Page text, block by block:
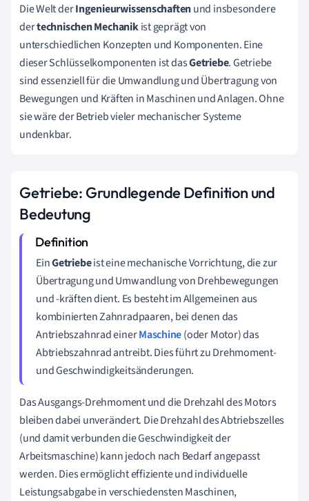
Die Welt derIngenieurwissenschaftenund insbesondere
dertechnischen Mechanikist geprägt von
unterschiedlichen Konzepten und Komponenten. Eine
dieser Schlüsselkomponenten ist dasGetriebe. Getriebe
sind essenziell für die Umwandlung und Übertragung von
Bewegungen und Kräften in Maschinen und Anlagen. Ohne
sie wäre der Betrieb vieler mechanischer Systeme
undenkbar.
Getriebe: Grundlegende Definition und
Bedeutung
EinGetriebeist eine mechanische Vorrichtung, die zur
Übertragung und Umwandlung von Drehbewegungen
und -kräften dient. Es besteht im Allgemeinen aus
kombinierten Zahnradpaaren, bei denen das
Antriebszahnrad einerMaschine(oder Motor) das
Abtriebszahnrad antreibt. Dies führt zu Drehmoment-
und Geschwindigkeitsänderungen.
Das Ausgangs-Drehmoment und die Drehzahl des Motors
bleiben dabei unverändert. Die Drehzahl des Abtriebszelles
(und damit verbunden die Geschwindigkeit der
Arbeitsmaschine) kann jedoch nach Bedarf angepasst
werden. Dies ermöglicht effiziente und individuelle
Leistungsabgabe in verschiedensten Maschinen,